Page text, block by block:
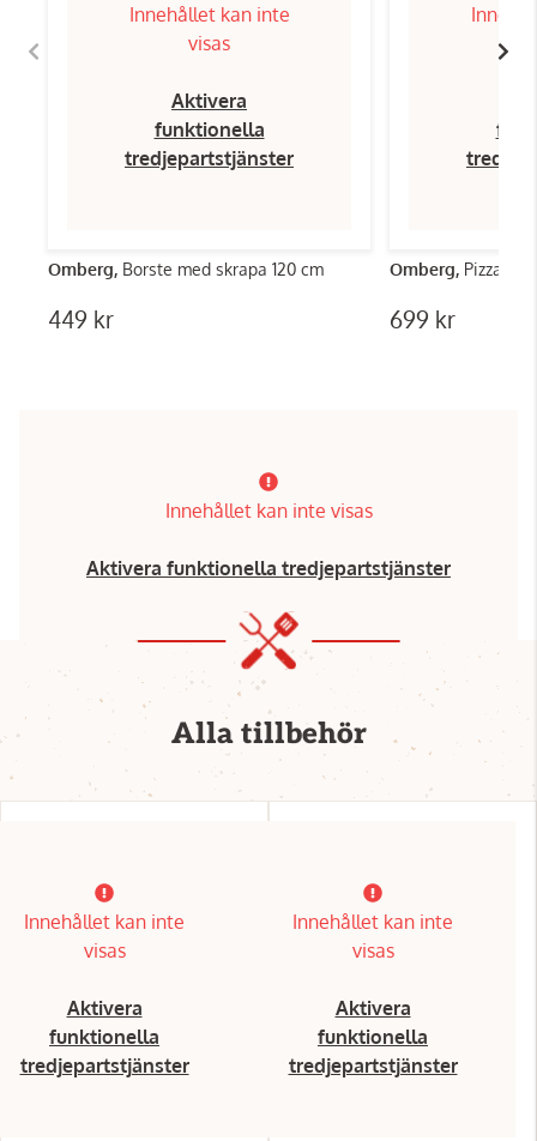
Innehållet kan inte
visas
Aktivera
funktionella
tredjepartstjänster
Omberg, Borste med skrapa 120 cm
449 kr
Omberg,
699 kr
Innehållet kan inte visas
Aktivera funktionella tredjepartstjänster
Alla tillbehör
Innehållet kan inte
visas
Aktivera
funktionella
tredjepartstjänster
Innehållet kan inte
visas
Aktivera
funktionella
tredjepartstjänster